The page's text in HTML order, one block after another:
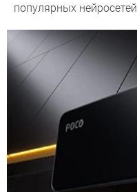
популярных нейросетей